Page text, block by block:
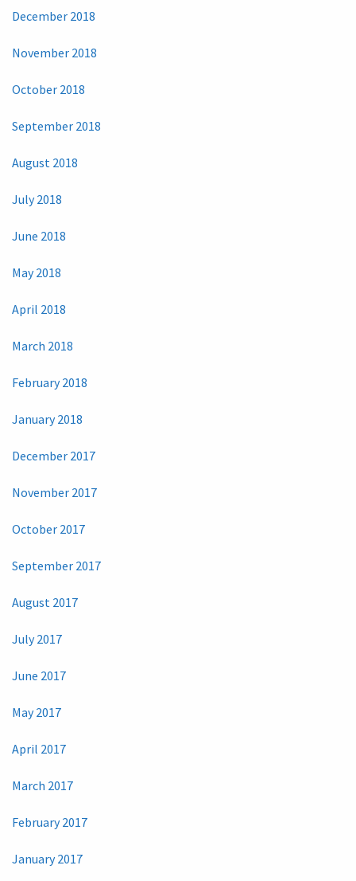
December 2018
November 2018
October 2018
September 2018
August 2018
July 2018
June 2018
May 2018
April 2018
March 2018
February 2018
January 2018
December 2017
November 2017
October 2017
September 2017
August 2017
July 2017
June 2017
May 2017
April 2017
March 2017
February 2017
January 2017